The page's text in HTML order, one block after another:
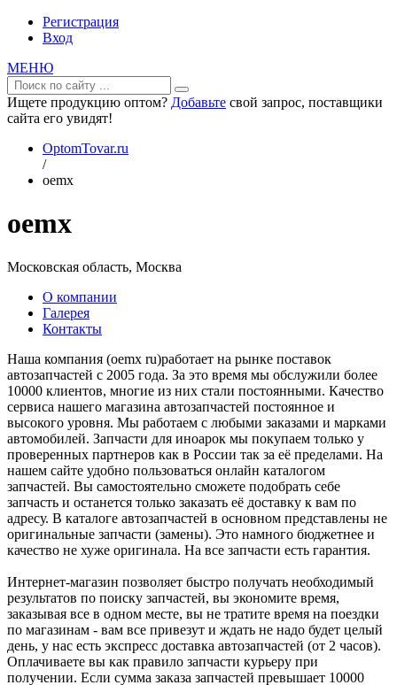
Регистрация
Вход
МЕНЮ
Ищете продукцию оптом? Добавьте свой запрос, поставщики
сайта его увидят!
OptomTovar.ru
/
oemx
oemx
Московская область, Москва
О компании
Галерея
Контакты
Наша компания (oemx ru)работает на рынке поставок
автозапчастей с 2005 года. За это время мы обслужили более
10000 клиентов, многие из них стали постоянными. Качество
сервиса нашего магазина автозапчастей постоянное и
высокого уровня. Мы работаем с любыми заказами и марками
автомобилей. Запчасти для иноарок мы покупаем только у
проверенных партнеров как в России так за её пределами. На
нашем сайте удобно пользоваться онлайн каталогом
запчастей. Вы самостоятельно сможете подобрать себе
запчасть и останется только заказать её доставку к вам по
адресу. В каталоге автозапчастей в основном представлены не
оригинальные запчасти (замены). Это намного бюджетнее и
качество не хуже оригинала. На все запчасти есть гарантия.
Интернет-магазин позволяет быстро получать необходимый
результатов по поиску запчастей, вы экономите время,
заказывая все в одном месте, вы не тратите время на поездки
по магазинам - вам все привезут и ждать не надо будет целый
день, у нас есть экспресс доставка автозапчастей (от 2 часов).
Оплачиваете вы как правило запчасти курьеру при
получении. Если сумма заказа запчастей превышает 10000